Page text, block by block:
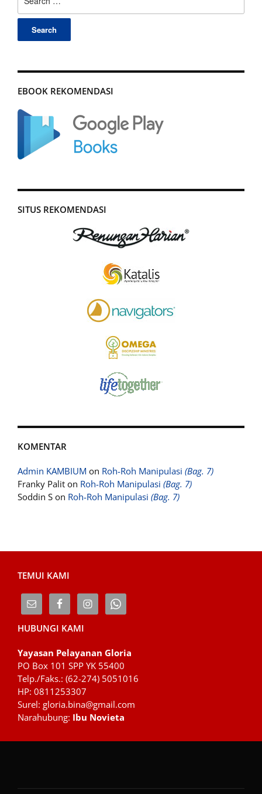
for:
EBOOK REKOMENDASI
SITUS REKOMENDASI
KOMENTAR
Admin KAMBIUM on Roh-Roh Manipulasi (Bag. 7)
Franky Palit on Roh-Roh Manipulasi (Bag. 7)
Soddin S on Roh-Roh Manipulasi (Bag. 7)
TEMUI KAMI
HUBUNGI KAMI
Yayasan Pelayanan Gloria
PO Box 101 SPP YK 55400
Telp./Faks.: (62-274) 5051016
HP: 0811253307
Surel: gloria.bina@gmail.com
Narahubung: Ibu Novieta